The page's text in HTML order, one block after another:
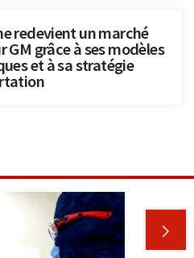
redevient un marché
GM grâce à ses modèles
et à sa stratégie
